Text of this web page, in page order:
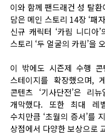
이와 함께 팬드래건 성 탈
담은 메인 스토리 14장 ‘패
신규 캐릭터 ‘카림 니디아
스토리 ‘두 얼굴의 카림’을
이 밖에도 시즌제 수행 콘
스테이지를 확장했으며,
콘텐츠 ‘기사단전’은 리
개막했다. 또한 최대 레
수치만큼 ‘초월의 증서’를
상점에서 다양한 보상으로